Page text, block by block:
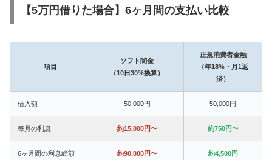
【5万円借りた場合】6ヶ月間の支払い比較
項目
ソフト闇金
（10日30%換算）
正規消費者金融
（年18%・月1返
済）
借入額 50,000円 50,000円
毎月の利息 約15,000円〜 約750円〜
6ヶ月間の利息総額 約90,000円〜 約4,500円